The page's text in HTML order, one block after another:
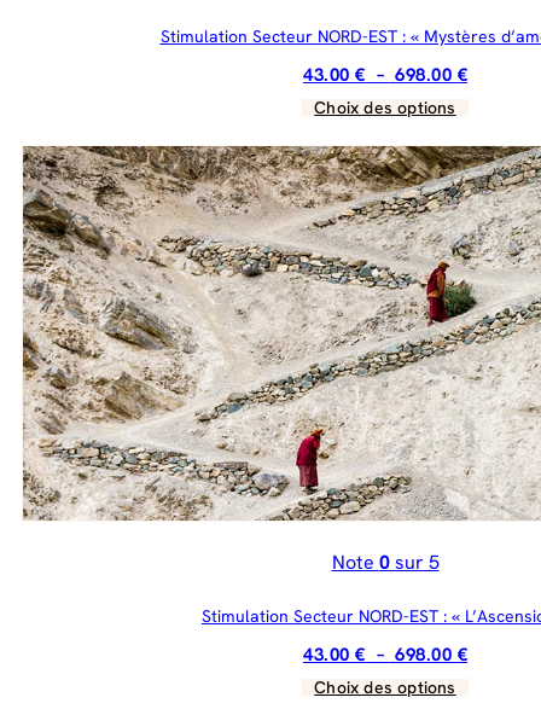
Stimulation Secteur NORD-EST : « Mystères
43.00 € – 698.00 €Plage
43.00 €
à
698.00 €
Choix des options
Ce
produit
a
plusieurs
variations.
Les
options
peuvent
être
choisies
sur
la
page
du
produit
Note 0sur 5
Stimulation Secteur NORD-EST : «
43.00 € – 698.00 €Plage
Choix des options
Ce